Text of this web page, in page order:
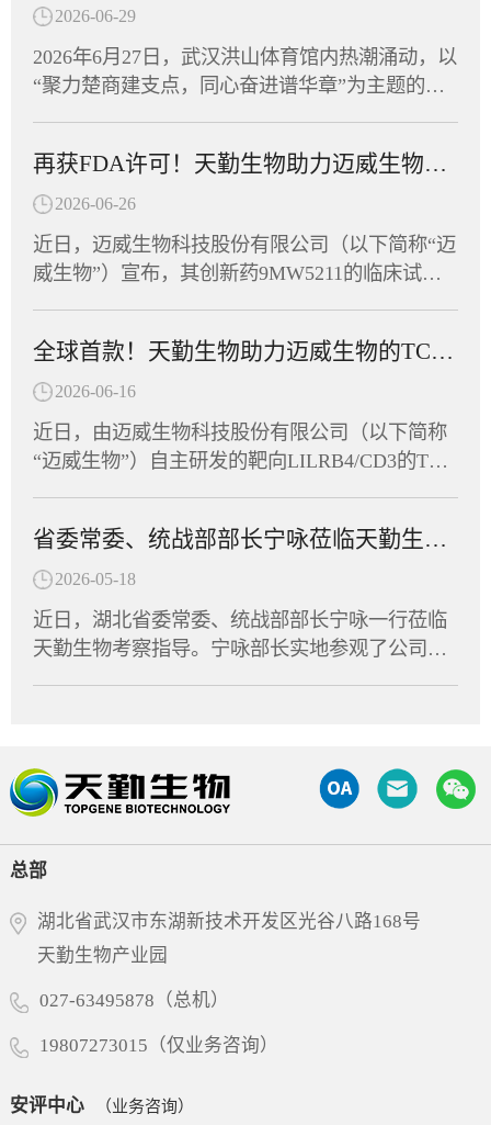
有限公司与中国药科大学共同开发，是全球首款
进入Ⅰ期临床的mRNA乙肝治疗性疫苗。天勤生
物武汉分公司为该项目提供了全套非临床毒理学
研究和药代动力学研究服务，助力这一创新药物
从实验室加速走向临床。CPU-YL01：突破性机
制，有望实现功能性治愈CPU-YL01注射液是一
苗，包含编码HBsAg、Pre-S1-Fc融合蛋白的mRN
A序列，经脂质纳米颗粒（LNP）包裹构建递送
系统。其作用机制独特，可激活多种胞内病原相
诱导针对病原体的获得性免疫应答。非临床研究
显示，该疫苗能有效诱导HBV模型小鼠产生HBs
疫耐受状态，实现血清学转换。这意味着，CPU-
YL01有望帮助乙肝患者摆脱长期用药，实...
2026-06-29
2026年6月27日，武汉洪山体育馆内热潮涌动，以
“聚力楚商建支点，同心奋进谱华章”为主题的湖
动会开幕，省委统战部副部长、省工商联党组书
记庄光明致辞，省工商联（总商会）领导班子成
员及企业家副主席（副会长）等出席开幕式，共
同见证这一展现湖北民营经济蓬勃朝气的高光时
刻。作为湖北省工商联副会长单位，天勤生物积
极响应号召，由董事长任习东亲自带队，组织员
工代表队踊跃参赛，与全省62支民营企业及商协
味两大板块中切磋技艺、以赛会友。赛场上，天
勤生物健儿们参与了羽毛球、拔河、众星捧月等
竞技项目，展现出非凡的团队默契。队员们齐心
奖”。此次运动会是湖北省民营企业与商协会交流
互动的重要平台，不仅丰富了员工的文体生活，
生物将持续深耕生物医药领域，将体育竞技中的
拼劲与干劲转化为推动企业创新发展的强大动
力，为湖北民营经济高质量发展贡献“天勤力
再获FDA许可！天勤生物助力迈威生物创新药9MW5211获批临床
2026-06-26
近日，迈威生物科技股份有限公司（以下简称“迈
威生物”）宣布，其创新药9MW5211的临床试验
究。这是该靶点全球首个进入临床阶段的候选药
物，也意味着中国创新抗体在自身免疫疾病领域
又一次向全球舞台迈出了坚实的一步。天勤生物
全资子公司天勤鑫圣（以下称“天勤鑫圣”）为该
项目提供了全套毒理学研究服务，以科学严谨的
设计与高效执行，助力项目零延迟抵达FDA审批
窗口。9MW5211是迈威生物自主研发的高度特异
常免疫细胞介导的关键病理机制进行精准干预。
免疫细胞的异常活化及组织浸润是多种自身免疫
疾病发生发展的核心驱动因素。9MW5211所靶向
症状。经过多轮分子工程优化，9MW5211展现出
优异的靶点选择性，在实现高效阻断的同时，显
著降低了非特异性结合风险，确保其对高表达靶
点蛋白的致病性细胞实现深度清除。其独特...
全球首款！天勤生物助力迈威生物的TCE双抗获FDA临床许可
2026-06-16
近日，由迈威生物科技股份有限公司（以下简称
“迈威生物”）自主研发的靶向LILRB4/CD3的TCE
国开展针对急性髓系白血病、慢性粒单核细胞白
血病以及多发性骨髓瘤等血液瘤的临床试验。作
为全球首款获批进入临床阶段的LILRB4/CD3双
抗，6MW5311的成功申报标志着中国创新药在双
特异性抗体领域再次取得里程碑式突破。天勤生
物全资子公司天勤鑫圣（以下简称“天勤鑫圣”）
循FDA、OECD和NMPA的GLP规范，高质量、高
效率完成了试验，为项目获得FDA许可奠定了扎
全6MW5311基于迈威生物自有的T Cell Engager
构，同时靶向LILRB4和CD3。其独特设计在于引
入空间位阻结构，有效降低了CD3抗体在无肿瘤
肿瘤细胞存在时特异性激活T细胞，从而在增强
抗肿瘤疗效的同时大幅...
省委常委、统战部部长宁咏莅临天勤生物调研指导
2026-05-18
近日，湖北省委常委、统战部部长宁咏一行莅临
天勤生物考察指导。宁咏部长实地参观了公司实
非临床研究评价和大动物试验领域所积累的专业
能力表示充分肯定，勉励企业继续扎根湖北，秉
承工匠精神深耕细作，坚定不移地进一步做优做
强。部长指出，民营企业要抢抓当前产业升级的
风口，紧贴市场需求，加快技术迭代与成果转
化，积极培育壮大新质生产力，为全省生物医药
产业的高质量发展贡献更大力量。多年来，天勤
生物始终专注于药物非临床安全性评价、药效学
与药代动力学研究、生物分析、分子影像检测等
发服务平台，并已赢得国内外众多创新药企的信
市阶段，其中不乏多个具有行业里程碑意义的品
总部
湖北省武汉市东湖新技术开发区光谷八路168号
天勤生物产业园
027-63495878（总机）
19807273015（仅业务咨询）
安评中心 （业务咨询）